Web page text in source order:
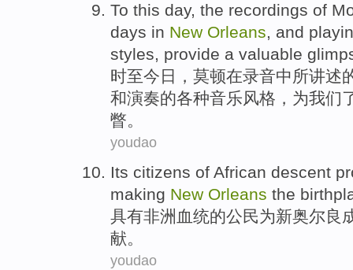
To this day, the recordings of
days in New Orleans, and
styles, provide a valuable
时至今日 ， 莫顿在录音中所讲述
和演奏的各种音乐风格 ， 为我们
瞥。
youdao
Its citizens of African descent
making New Orleans the
具有非洲 血统的公民为新奥尔良
献。
youdao